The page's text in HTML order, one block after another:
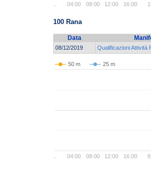
04:00 08:00 12:00 16:00
100 Rana
Data
08/12/2019 Qualificazioni Attività
50 m 25 m
04:00 08:00 12:00 16:00